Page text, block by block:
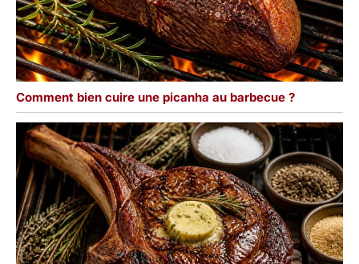
Comment bien cuire une picanha au barbecue ?